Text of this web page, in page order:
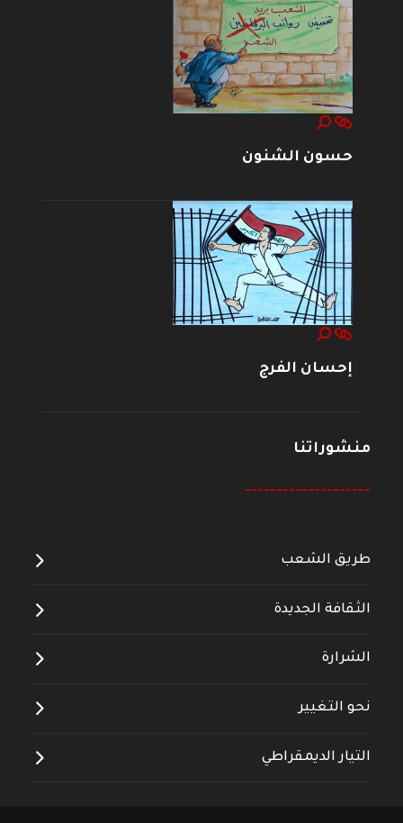
حسون الشنون
إحسان الفرج
منشوراتنا
--------------------
طريق الشعب
الثقافة الجديدة
الشرارة
نحو التغيير
التيار الديمقراطي